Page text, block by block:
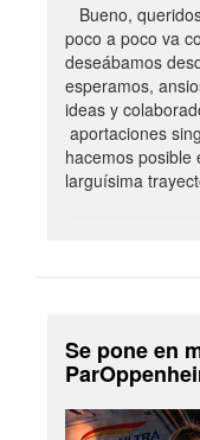
Bueno,
poco a poco va
deseábamos
esperamos,
ideas y
aportaciones
hacemos posible
larguísima
Se pone en